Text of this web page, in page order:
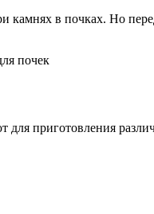
камнях в почках. Но
приготовления